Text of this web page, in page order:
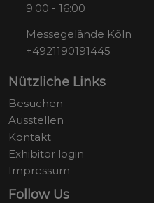
9:00 - 16:00
Messegelände Köln
+4921190191445
Nützliche Links
Besuchen
Ausstellen
Kontakt
Exhibitor login
Impressum
Follow Us